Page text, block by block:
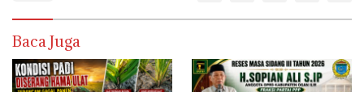
Baca Juga